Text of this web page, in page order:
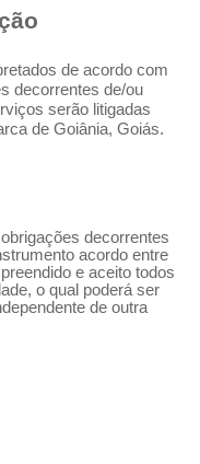
de acordo com
decorrentes de/ou
serão litigadas
de Goiânia, Goiás.
decorrentes
acordo entre
e aceito todos
o qual poderá ser
de outra